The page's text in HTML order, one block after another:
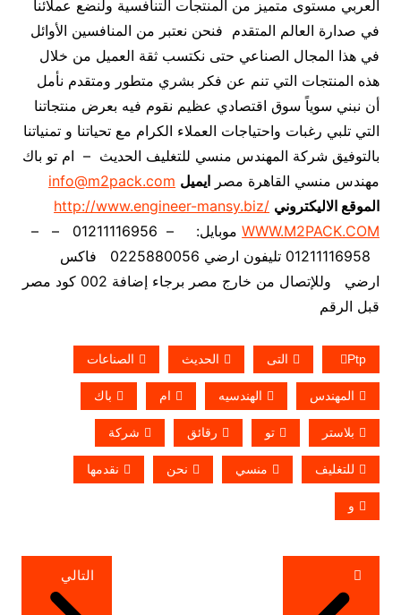
العربي مستوى متميز من المنتجات التنافسية ولنضع عملائنا
في صدارة العالم المتقدم فنحن نعتبر من المنافسين الأوائل
في هذا المجال الصناعي حتى نكتسب ثقة العميل من خلال
هذه المنتجات التي تنم عن فكر بشري متطور ومتقدم نأمل
أن نبني سوياً سوق اقتصادي عظيم نقوم فيه بعرض منتجاتنا
التي تلبي رغبات واحتياجات العملاء الكرام مع تحياتنا و تمنياتنا
بالتوفيق شركة المهندس منسي للتغليف الحديث – ام تو باك
مهندس منسي القاهرة مصر ايميل info@m2pack.com
الموقع الاليكتروني http://www.engineer-mansy.biz/
WWW.M2PACK.COM
موبايل: – 01211116956 – –
01211116958 تليفون ارضي 0225880056 فاكس
ارضي
وللإتصال من خارج مصر برجاء إضافة 002 كود مصر
قبل الرقم
Ptp التى الحديث الصناعات
المهندس الهندسيه ام باك
بلاستر تو رقائق شركة
للتغليف منسي نحن نقدمها
و
تصفّح
المقالات
التالي